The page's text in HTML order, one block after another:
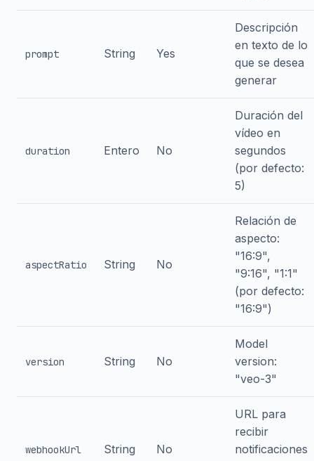
prompt String Yes
Descripción
en texto de lo
que se desea
generar
duration Entero No
Duración del
vídeo en
segundos
(por defecto:
5)
aspectRatio String No
Relación de
aspecto:
"16:9",
"9:16", "1:1"
(por defecto:
"16:9")
version String No
Model
version:
"veo-3"
webhookUrl String No
URL para
recibir
notificaciones